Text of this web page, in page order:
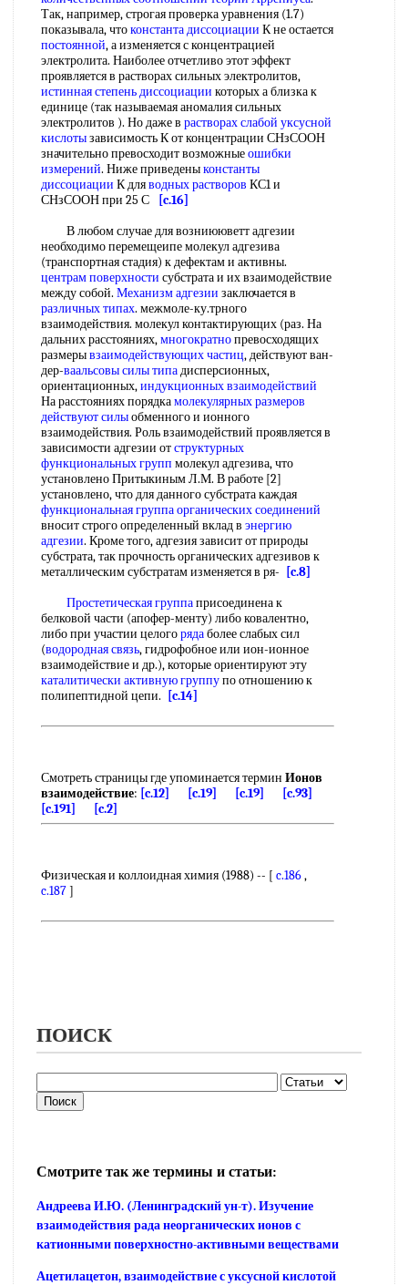
Так, например, строгая проверка уравнения (1.7)
показывала, чтоконстанта диссоциации К не остается
постоянной, а изменяется с концентрацией
электролита. Наиболее отчетливо этот эффект
проявляется в растворах сильных электролитов,
истинная степень диссоциации которых а близка к
единице (так называемая аномалия сильных
электролитов ). Но даже в растворах слабой уксусной
кислотызависимость К от концентрации СНзСООН
значительно превосходит возможныеошибки
измерений. Ниже приведеныконстанты
диссоциации К дляводных растворов КС1 и
СНзСООН при 25 С
[c.16]
В любом случае для возниююветт адгезии
необходимо перемещеипе молекул адгезива
(транспортная стадия) к дефектам и активны.
центрам поверхности субстрата и их взаимодействие
между собой. Механизм адгезии заключается в
различных типах. межмоле-ку.трного
взаимодействия. молекул контактирующих (раз. На
дальних расстояниях,многократнопревосходящих
размерывзаимодействующих частиц, действуют ван-
дер-ваальсовы силытипадисперсионных,
ориентационных,индукционных взаимодействий
На расстояниях порядкамолекулярных размеров
действуют силыобменного и ионного
взаимодействия. Роль взаимодействий проявляется в
зависимости адгезии отструктурных
функциональных групп молекул адгезива, что
установлено Притыкиным Л.М. В работе [2]
установлено, что для данного субстрата каждая
функциональная группа органических соединений
вносит строго определенный вклад в энергию
адгезии. Кроме того, адгезия зависит от природы
субстрата, так прочность органических адгезивов к
металлическим субстратам изменяется в ря-
[c.8]
Простетическая группаприсоединена к
белковой части (апофер-менту) либо ковалентно,
либо при участии целогорядаболее слабых сил
(водородная связь, гидрофобное или ион-ионное
взаимодействие и др.), которые ориентируют эту
каталитически активную группупо отношению к
полипептидной цепи.
[c.14]
Смотреть страницы где упоминается термин Ионов
взаимодействие: [c.12] [c.19] [c.19]
[c.93]
[c.191]
[c.2]
Физическая и коллоидная химия (1988) -- [ c.186,
c.187]
ПОИСК
Смотрите так же термины и статьи:
Андреева И.Ю. (Ленинградский ун-т). Изучение
взаимодействия рада неорганических ионов с
катионными поверхностно-активными веществами
Ацетилацетон, взаимодействие с уксусной кислотой